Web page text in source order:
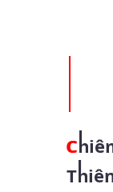
Chiêm ngưỡng nhan Cha (02.10.2021 – Thứ Bảy 26 TN - Các